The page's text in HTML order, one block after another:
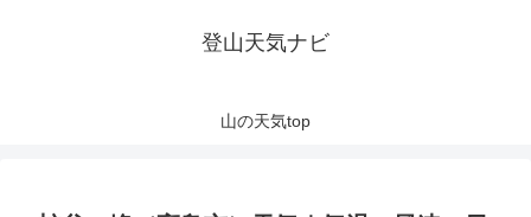
登山天気ナビ
山の天気top